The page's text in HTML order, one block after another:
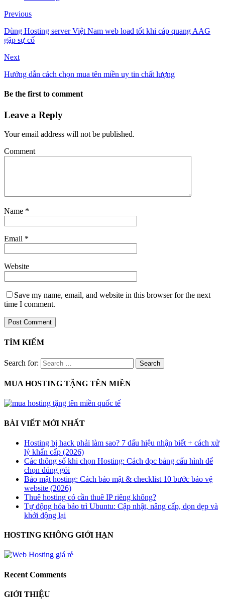
Previous
Dùng Hosting server Việt Nam web load tốt khi cáp quang AAG
gặp sự cố
Next
Hướng dẫn cách chọn mua tên miền uy tin chất lượng
Be the first to comment
Leave a Reply
Your email address will not be published.
Comment
Name *
Email *
Website
Save my name, email, and website in this browser for the next
time I comment.
TÌM KIẾM
Search for:
MUA HOSTING TẶNG TÊN MIỀN
BÀI VIẾT MỚI NHẤT
Hosting bị hack phải làm sao? 7 dấu hiệu nhận biết + cách xử
lý khẩn cấp (2026)
Các thông số khi chọn Hosting: Cách đọc bảng cấu hình để
chọn đúng gói
Bảo mật hosting: Cách bảo mật & checklist 10 bước bảo vệ
website (2026)
Thuê hosting có cần thuê IP riêng không?
Tự động hóa bảo trì Ubuntu: Cập nhật, nâng cấp, dọn dẹp và
khởi động lại
HOSTING KHÔNG GIỚI HẠN
Recent Comments
GIỚI THIỆU